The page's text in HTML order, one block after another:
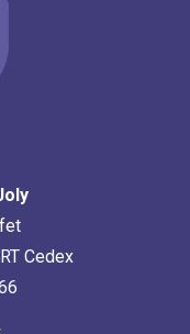
Cedex